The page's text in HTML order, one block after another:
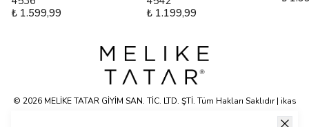
₺ 1.599,99
₺ 1.199,99
© 2026 MELİKE TATAR GİYİM SAN. TİC. LTD. ŞTİ. Tüm Hakları Saklıdır | ikas